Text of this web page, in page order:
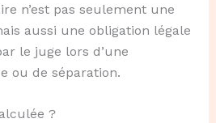
n’est pas seulement une
aussi une obligation légale
le juge lors d’une
ou de séparation.
?